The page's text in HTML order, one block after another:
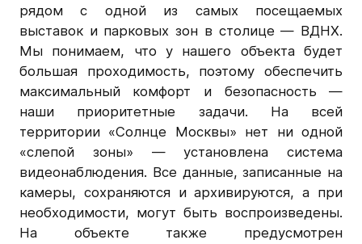
рядом с одной из самых посещаемых
выставок и парковых зон в столице — ВДНХ.
Мы понимаем, что у нашего объекта будет
большая проходимость, поэтому обеспечить
максимальный комфорт и безопасность —
наши приоритетные задачи. На всей
территории «Солнце Москвы» нет ни одной
«слепой зоны» — установлена система
видеонаблюдения. Все данные, записанные на
камеры, сохраняются и архивируются, а при
необходимости, могут быть воспроизведены.
На объекте также предусмотрен